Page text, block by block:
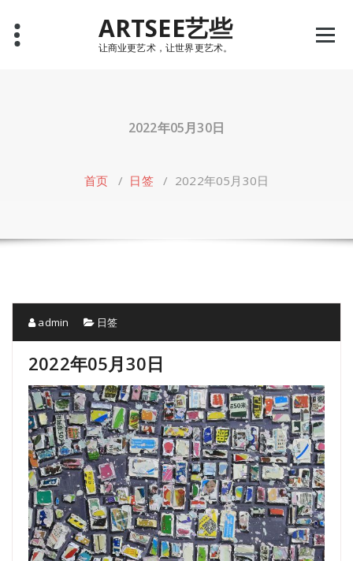
content
ARTSEE艺些
让商业更艺术，让世界更艺术。
2022年05月30日
首页 / 日签/ 2022年05月30日
admin 日签
2022年05月30日